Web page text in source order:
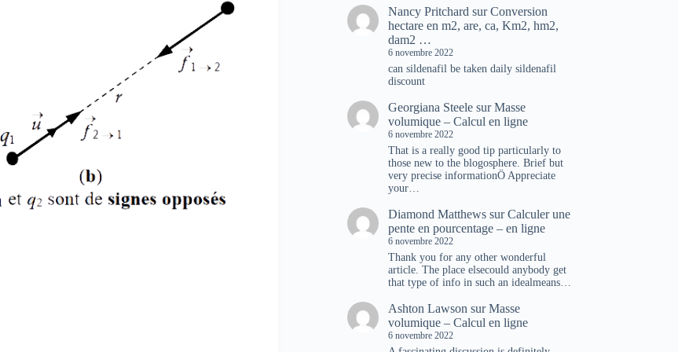
Nancy Pritchard surConversion
hectare en m2, are, ca, Km2, hm2,
dam2 …
6 novembre 2022
can sildenafil be taken daily sildenafil
discount
Georgiana Steele surMasse
volumique – Calcul en ligne
6 novembre 2022
That is a really good tip particularly to
those new to the blogosphere. Brief but
very precise informationÖ Appreciate
your…
Diamond Matthews surCalculer une
pente en pourcentage – en ligne
6 novembre 2022
Thank you for any other wonderful
article. The place elsecould anybody get
that type of info in such an idealmeans…
Ashton Lawson surMasse
volumique – Calcul en ligne
6 novembre 2022